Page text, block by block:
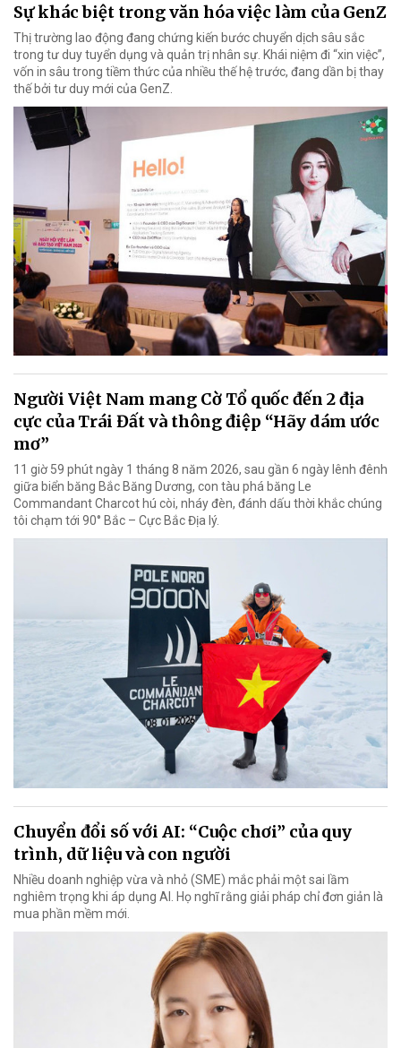
Sự khác biệt trong văn hóa việc làm của GenZ
Thị trường lao động đang chứng kiến bước chuyển dịch sâu sắc
trong tư duy tuyển dụng và quản trị nhân sự. Khái niệm đi “xin việc”,
vốn in sâu trong tiềm thức của nhiều thế hệ trước, đang dần bị thay
thế bởi tư duy mới của GenZ.
Người Việt Nam mang Cờ Tổ quốc đến 2 địa
cực của Trái Đất và thông điệp “Hãy dám ước
mơ”
11 giờ 59 phút ngày 1 tháng 8 năm 2026, sau gần 6 ngày lênh đênh
giữa biển băng Bắc Băng Dương, con tàu phá băng Le
Commandant Charcot hú còi, nháy đèn, đánh dấu thời khắc chúng
tôi chạm tới 90° Bắc – Cực Bắc Địa lý.
Chuyển đổi số với AI: “Cuộc chơi” của quy
trình, dữ liệu và con người
Nhiều doanh nghiệp vừa và nhỏ (SME) mắc phải một sai lầm
nghiêm trọng khi áp dụng AI. Họ nghĩ rằng giải pháp chỉ đơn giản là
mua phần mềm mới.